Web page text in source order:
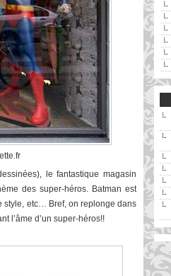
le fantastique magasin
des super-héros. Batman est
style, etc… Bref, on replonge dans
l’âme d’un super-héros!!